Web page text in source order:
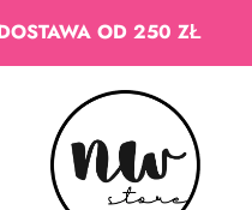
OD 250 ZŁ